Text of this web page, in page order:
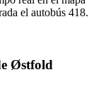
el autobús 418.
Østfold